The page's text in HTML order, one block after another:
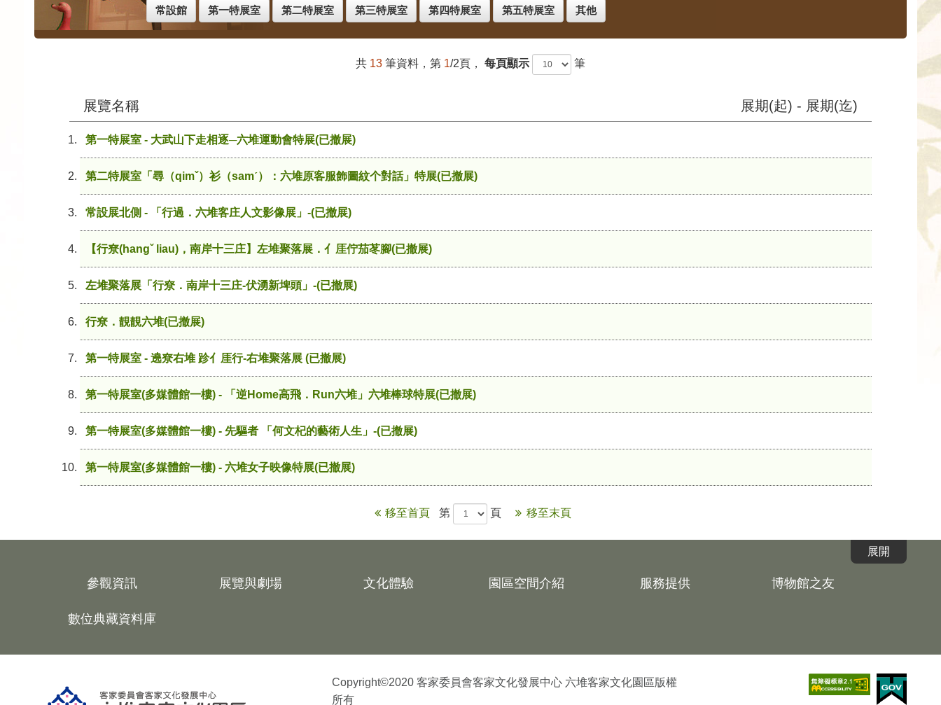
常設館 第一特展室 第二特展室 第三特展室 第四特展室 第五特展室 其他
共 13筆資料，第 1/2頁， 每頁顯示 筆
展覽名稱 展期(起) - 展期(迄)
第一特展室 - 大武山下走相逐─六堆運動會特展(已撤展)
第二特展室「尋（qimˇ）衫（samˊ）：六堆原客服飾圖紋个對話」特展(已撤展)
常設展北側 - 「行過．六堆客庄人文影像展」-(已撤展)
【行尞(hangˇ liau)，南岸十三庄】左堆聚落展．亻厓佇茄苳腳(已撤展)
左堆聚落展「行尞．南岸十三庄-伏湧新埤頭」-(已撤展)
行尞．靚靚六堆(已撤展)
第一特展室 - 遶尞右堆 跈亻厓行-右堆聚落展 (已撤展)
第一特展室(多媒體館一樓) - 「逆Home高飛．Run六堆」六堆棒球特展(已撤展)
第一特展室(多媒體館一樓) - 先驅者 「何文杞的藝術人生」-(已撤展)
第一特展室(多媒體館一樓) - 六堆女子映像特展(已撤展)
移至首頁 第 頁 移至末頁
參觀資訊 展覽與劇場 文化體驗 園區空間介紹 服務提供 博物館之友
數位典藏資料庫
Copyright©2020 客家委員會客家文化發展中心 六堆客家文化園區版權
所有